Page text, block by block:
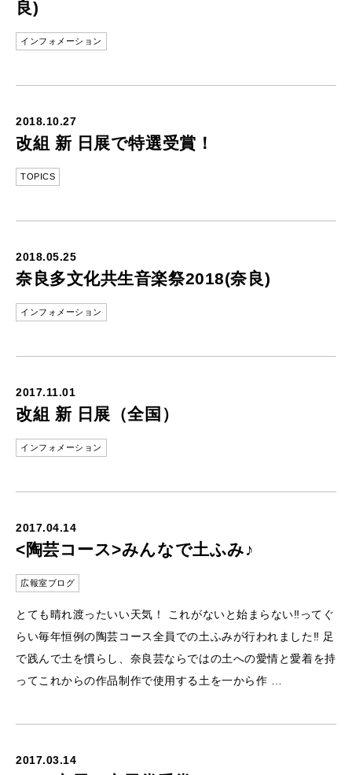
良)
インフォメーション
2018.10.27
改組 新 日展で特選受賞！
TOPICS
2018.05.25
奈良多文化共生音楽祭2018(奈良)
インフォメーション
2017.11.01
改組 新 日展（全国）
インフォメーション
2017.04.14
<陶芸コース>みんなで土ふみ♪
広報室ブログ
とても晴れ渡ったいい天気！ これがないと始まらない‼︎ってぐ
らい毎年恒例の陶芸コース全員での土ふみが行われました‼︎ 足
で践んで土を慣らし、奈良芸ならではの土への愛情と愛着を持
ってこれからの作品制作で使用する土を一から作 …
2017.03.14